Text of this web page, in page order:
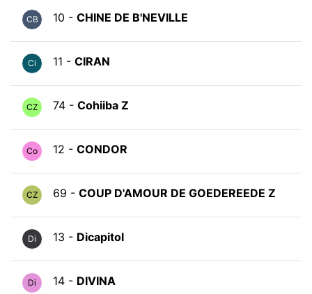
CB 10 - CHINE DE B'NEVILLE
Ci 11 - CIRAN
CZ 74 - Cohiiba Z
Co 12 - CONDOR
CZ 69 - COUP D'AMOUR DE GOEDEREEDE Z
Di 13 - Dicapitol
Di 14 - DIVINA